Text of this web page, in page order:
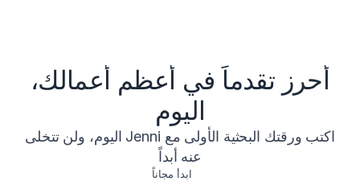
أحرز تقدماً في أعظم أعمالك،
اليوم
اكتب ورقتك البحثية الأولى مع Jenni اليوم، ولن تتخلى
عنه أبداً
ابدأ مجاناً